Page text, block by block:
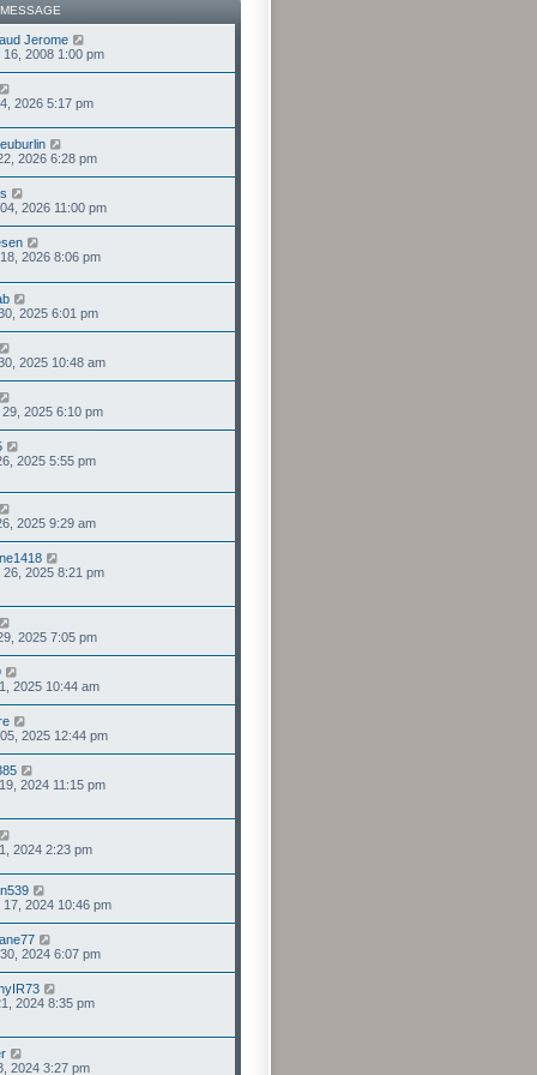
Jerome
2008 1:00 pm
2026 5:17 pm
2026 6:28 pm
2026 11:00 pm
2026 8:06 pm
2025 6:01 pm
2025 10:48 am
2025 6:10 pm
2025 5:55 pm
2025 9:29 am
2025 8:21 pm
2025 7:05 pm
2025 10:44 am
2025 12:44 pm
2024 11:15 pm
2024 2:23 pm
17, 2024 10:46 pm
2024 6:07 pm
2024 8:35 pm
2024 3:27 pm